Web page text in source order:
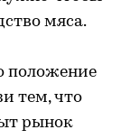
мяса.
положение
тем, что
рынок